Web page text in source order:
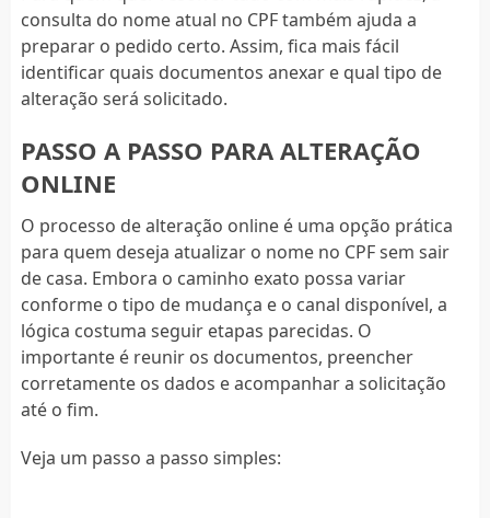
consulta do nome atual no CPF também ajuda a
preparar o pedido certo. Assim, fica mais fácil
identificar quais documentos anexar e qual tipo de
alteração será solicitado.
PASSO A PASSO PARA ALTERAÇÃO
ONLINE
O processo de alteração online é uma opção prática
para quem deseja atualizar o nome no CPF sem sair
de casa. Embora o caminho exato possa variar
conforme o tipo de mudança e o canal disponível, a
lógica costuma seguir etapas parecidas. O
importante é reunir os documentos, preencher
corretamente os dados e acompanhar a solicitação
até o fim.
Veja um passo a passo simples: